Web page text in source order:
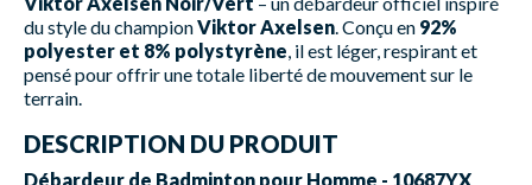
du style du championViktor Axelsen . Conçu en 92%
polyester et 8% polystyrène , il est léger, respirant et
pensé pour offrir une totale liberté de mouvement sur le
terrain.
DESCRIPTION DU PRODUIT
Débardeur de Badminton pour Homme - 10687YX